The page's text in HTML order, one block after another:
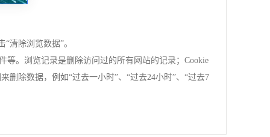
清除浏览数据”。
等。浏览记录是删除访问过的所有网站的记录；Cookie
除数据，例如“过去一小时”、“过去24小时”、“过去7